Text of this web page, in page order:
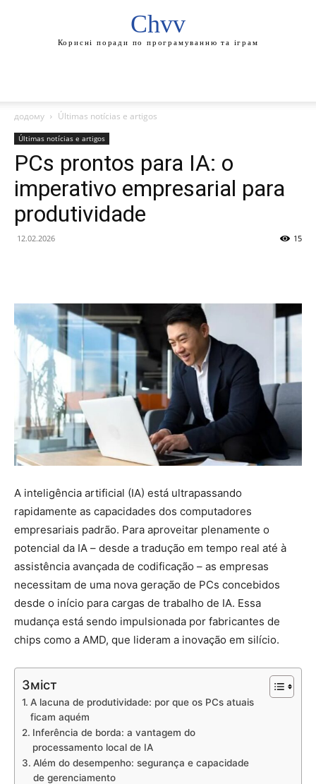
Chvv
Корисні поради по програмуванню та іграм
додому Últimas notícias e artigos
Últimas notícias e artigos
PCs prontos para IA: o
imperativo empresarial para
produtividade
12.02.2026 15
A inteligência artificial (IA) está ultrapassando
rapidamente as capacidades dos computadores
empresariais padrão. Para aproveitar plenamente o
potencial da IA ​​– desde a tradução em tempo real até à
assistência avançada de codificação – as empresas
necessitam de uma nova geração de PCs concebidos
desde o início para cargas de trabalho de IA. Essa
mudança está sendo impulsionada por fabricantes de
chips como a AMD, que lideram a inovação em silício.
Зміст
A lacuna de produtividade: por que os PCs atuais
ficam aquém
Inferência de borda: a vantagem do
processamento local de IA
Além do desempenho: segurança e capacidade
de gerenciamento